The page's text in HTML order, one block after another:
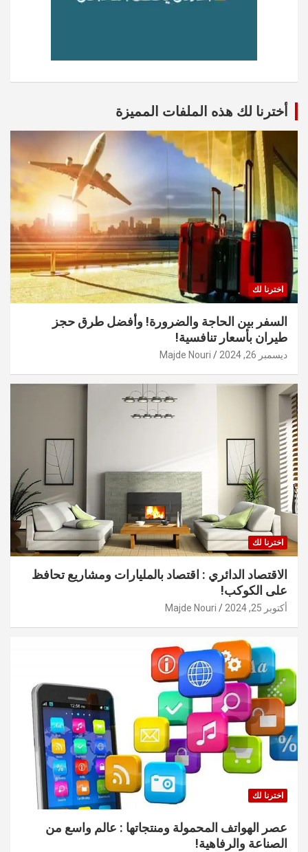
أخترنا لك هذه الملفات المميزة
اخترنا لك
السفر بين الحاجة والضرورة! وأفضل طرق حجز
طيران بأسعار تنافسية!
ديسمبر 26, 2024 Majde Nouri
اخترنا لك
الاقتصاد الدائري : اقتصاد بالمليارات ومشاريع تحافظ
على الكوكب!
أكتوبر 25, 2024 Majde Nouri
اخترنا لك
عصر الهواتف المحمولة ومنتجاتها : عالم واسع من
الصناعة والرفاهية!